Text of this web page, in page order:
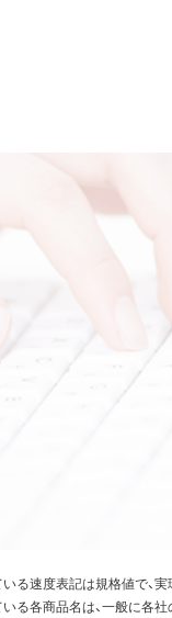
る速度表記は規格値で、実
る各商品名は、一般に各社